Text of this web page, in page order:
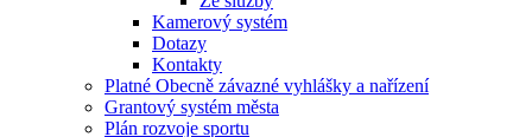
Kamerový systém
Dotazy
Kontakty
Platné Obecně závazné vyhlášky a nařízení
Grantový systém města
Plán rozvoje sportu